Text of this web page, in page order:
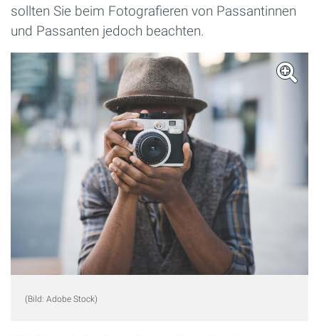
sollten Sie beim Fotografieren von Passantinnen
und Passanten jedoch beachten.
(Bild: Adobe Stock)